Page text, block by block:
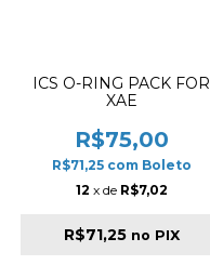
ICS O-RING PACK FOR
XAE
R$75,00
R$71,25 com Boleto
12 x de R$7,02
R$71,25 no PIX